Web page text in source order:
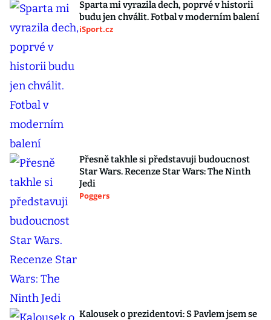
Sparta mi vyrazila dech, poprvé v historii
budu jen chválit. Fotbal v moderním balení
iSport.cz
Přesně takhle si představuji budoucnost
Star Wars. Recenze Star Wars: The Ninth
Jedi
Poggers
Kalousek o prezidentovi: S Pavlem jsem se